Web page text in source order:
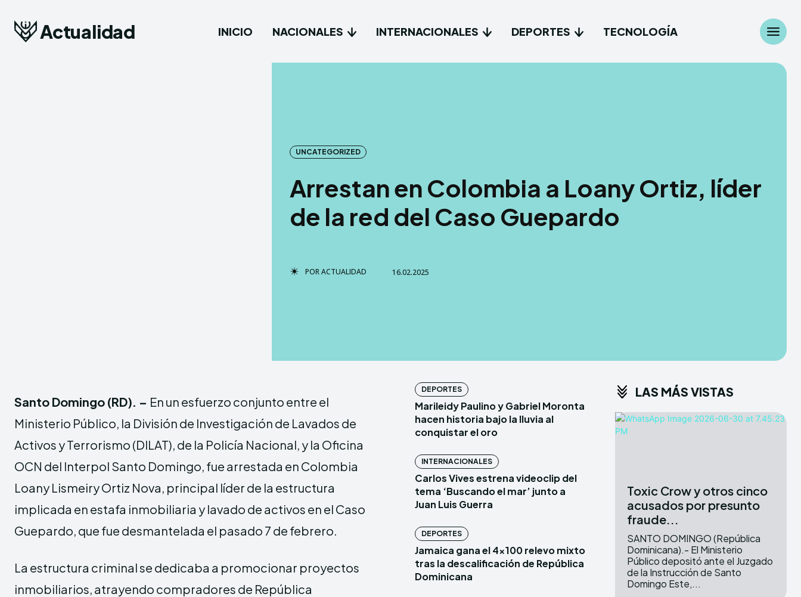
Internacionales
Tecnología
Copyright © Newspaper Theme.
Facebook
Internacionales
Tecnología
Copyright © Newspaper Theme.
Facebook
Actualidad INICIO NACIONALES INTERNACIONALES DEPORTES TECNOLOGÍA
UNCATEGORIZED
Arrestan en Colombia a Loany Ortiz, líder
de la red del Caso Guepardo
PORACTUALIDAD 16.02.2025
Santo Domingo (RD). – En un esfuerzo conjunto entre el
Ministerio Público, la División de Investigación de Lavados de
Activos y Terrorismo (DILAT), de la Policía Nacional, y la Oficina
OCN del Interpol Santo Domingo, fue arrestada en Colombia
Loany Lismeiry Ortiz Nova, principal líder de la estructura
implicada en estafa inmobiliaria y lavado de activos en el Caso
Guepardo, que fue desmantelada el pasado 7 de febrero.
La estructura criminal se dedicaba a promocionar proyectos
inmobiliarios, atrayendo compradores de República
DEPORTES
Marileidy Paulino y Gabriel Moronta
hacen historia bajo la lluvia al
conquistar el oro
INTERNACIONALES
Carlos Vives estrena videoclip del
tema ‘Buscando el mar’ junto a
Juan Luis Guerra
DEPORTES
Jamaica gana el 4×100 relevo mixto
tras la descalificación de República
Dominicana
LAS MÁS VISTAS
Toxic Crow y otros cinco
acusados por presunto
fraude...
SANTO DOMINGO (República
Dominicana).- El Ministerio
Público depositó ante el Juzgado
de la Instrucción de Santo
Domingo Este,...